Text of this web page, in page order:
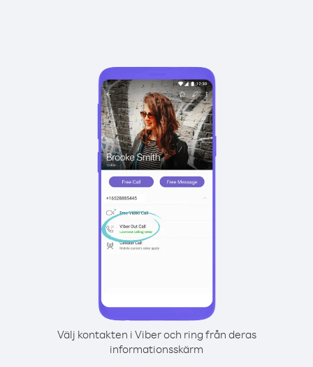
Välj kontakten i Viber och ring från deras
informationsskärm